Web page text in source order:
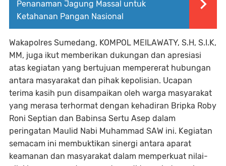
Penanaman Jagung Massal untuk
Ketahanan Pangan Nasional
Wakapolres Sumedang, KOMPOL MEILAWATY, S.H, S.I.K,
MM, juga ikut memberikan dukungan dan apresiasi
atas kegiatan yang bertujuan mempererat hubungan
antara masyarakat dan pihak kepolisian. Ucapan
terima kasih pun disampaikan oleh warga masyarakat
yang merasa terhormat dengan kehadiran Bripka Roby
Roni Septian dan Babinsa Sertu Asep dalam
peringatan Maulid Nabi Muhammad SAW ini. Kegiatan
semacam ini membuktikan sinergi antara aparat
keamanan dan masyarakat dalam memperkuat nilai-